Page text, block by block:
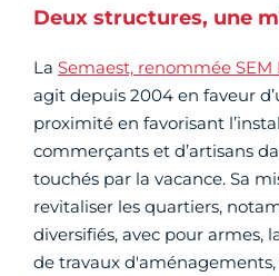
Deux structures, une
La Semaest, renommée
agit depuis 2004 en faveur
proximité en favorisant
commerçants et d’artisans
touchés par la vacance. Sa
revitaliser les quartiers,
diversifiés, avec pour armes,
de travaux d'aménagements,